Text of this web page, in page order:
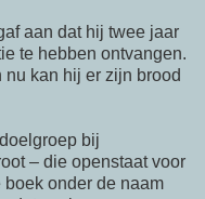
aan dat hij twee jaar
te hebben ontvangen.
kan hij er zijn brood
bij
– die openstaat voor
onder de naam